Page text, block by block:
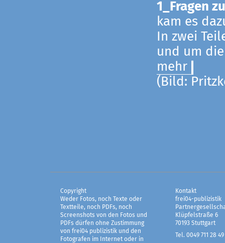
1_Fragen
kam es
In zwei
und um
mehr
(Bild:
Copyright
Weder Fotos, noch Texte oder
Textteile, noch PDFs, noch
Screenshots von den Fotos und
PDFs dürfen ohne Zustimmung
von frei04 publizistik und den
Fotografen im Internet oder in
Kontakt
frei04-publizistik
Klüpfelstraße 6
70193 Stuttgart
Tel. 0049 711 28 49